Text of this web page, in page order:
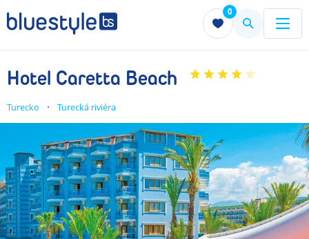
0
Menu Menu
Hotel Caretta Beach
Turecko Turecká riviéra